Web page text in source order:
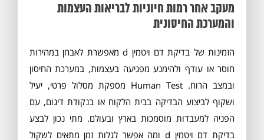
מעקב אחר רמות חיוניות לבריאות העצמות
והמערכת החיסונית
הזמינות של בדיקת דם ויטמין d מאפשרת לאבחן במהירות
חוסר או עודף ולהימנע מפגיעה בעצמות, במערכת החיסון
ובמצב הרוח. Human Test מספקת מסלול פרטי, יעיל
ושקוף לביצוע הבדיקה בבית הלקוח או בנקודת דיגום, עם
הפניה למעבדות מוסמכות בארץ ובעולם. מתי נכון לבצע
בדיקת דם ויטמין d ומה אפשר לגלות זמן מתאים לשקול